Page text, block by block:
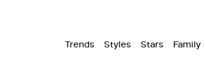
Trends Styles Stars Family